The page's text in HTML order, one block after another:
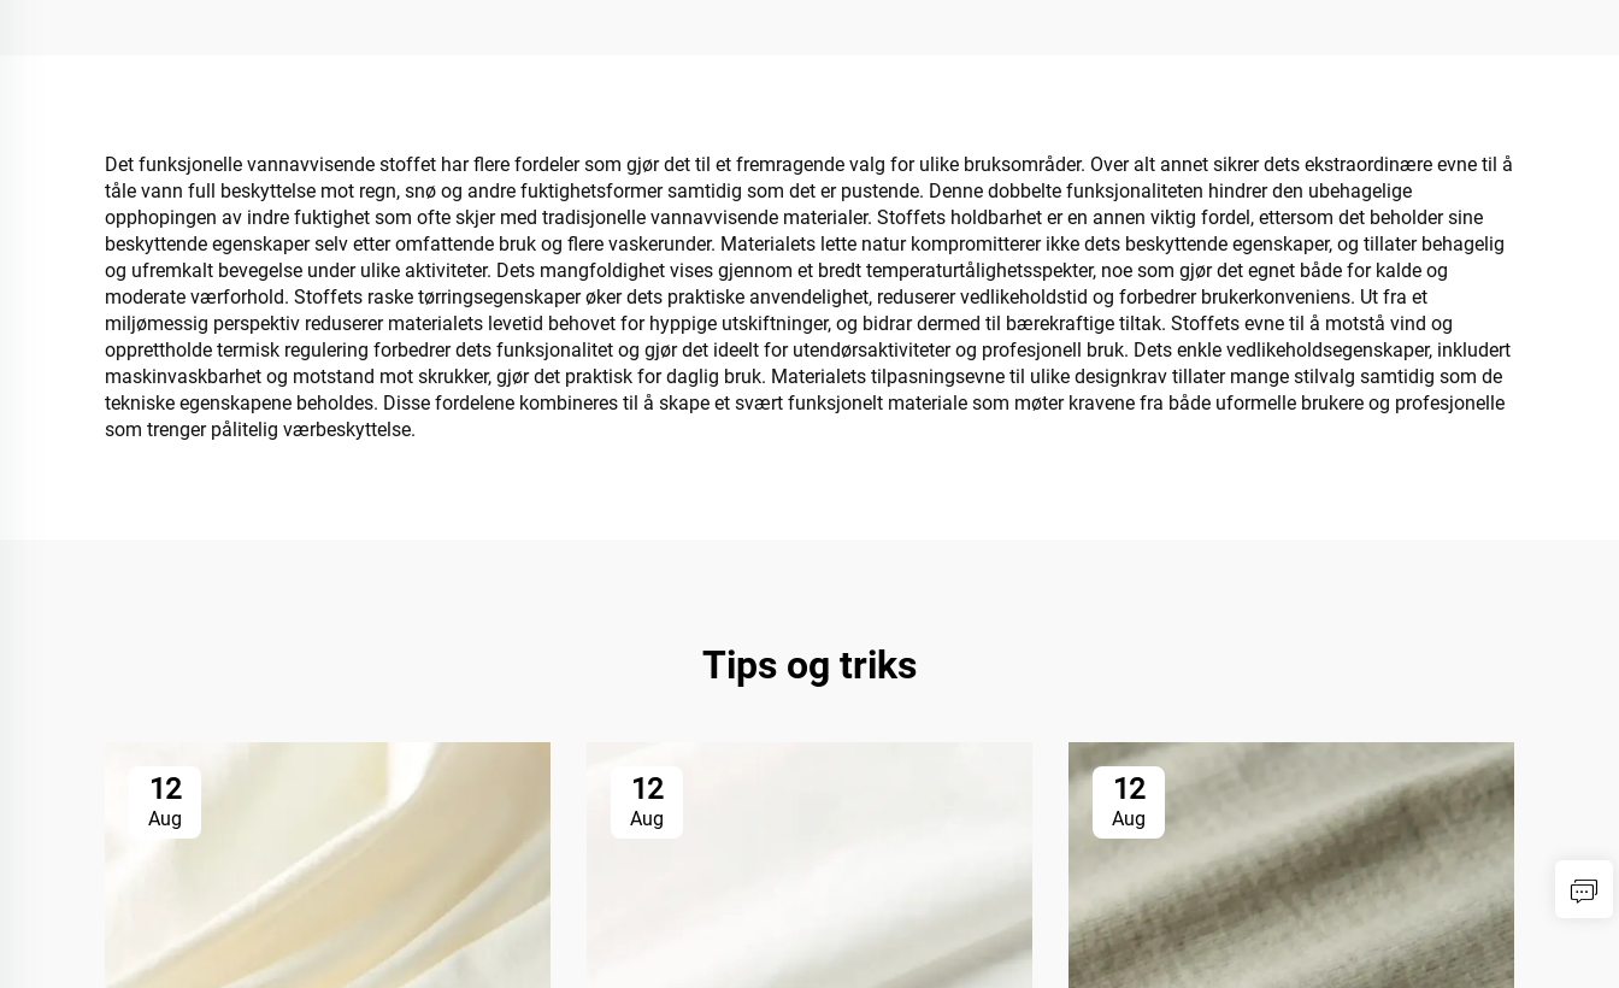
Det funksjonelle vannavvisende stoffet har flere fordeler som gjør det til et fremragende valg for ulike bruksområder. Over alt annet sikrer dets ekstraordinære evne til å
tåle vann full beskyttelse mot regn, snø og andre fuktighetsformer samtidig som det er pustende. Denne dobbelte funksjonaliteten hindrer den ubehagelige
opphopingen av indre fuktighet som ofte skjer med tradisjonelle vannavvisende materialer. Stoffets holdbarhet er en annen viktig fordel, ettersom det beholder sine
beskyttende egenskaper selv etter omfattende bruk og flere vaskerunder. Materialets lette natur kompromitterer ikke dets beskyttende egenskaper, og tillater behagelig
og ufremkalt bevegelse under ulike aktiviteter. Dets mangfoldighet vises gjennom et bredt temperaturtålighetsspekter, noe som gjør det egnet både for kalde og
moderate værforhold. Stoffets raske tørringsegenskaper øker dets praktiske anvendelighet, reduserer vedlikeholdstid og forbedrer brukerkonveniens. Ut fra et
miljømessig perspektiv reduserer materialets levetid behovet for hyppige utskiftninger, og bidrar dermed til bærekraftige tiltak. Stoffets evne til å motstå vind og
opprettholde termisk regulering forbedrer dets funksjonalitet og gjør det ideelt for utendørsaktiviteter og profesjonell bruk. Dets enkle vedlikeholdsegenskaper, inkludert
maskinvaskbarhet og motstand mot skrukker, gjør det praktisk for daglig bruk. Materialets tilpasningsevne til ulike designkrav tillater mange stilvalg samtidig som de
tekniske egenskapene beholdes. Disse fordelene kombineres til å skape et svært funksjonelt materiale som møter kravene fra både uformelle brukere og profesjonelle
som trenger pålitelig værbeskyttelse.
Tips og triks
12
Aug
12
Aug
12
Aug